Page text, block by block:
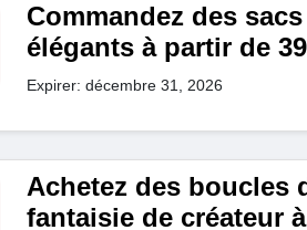
Commandez des
élégants à partir de
Expirer: décembre 31, 2026
Achetez des boucles
fantaisie de créateur